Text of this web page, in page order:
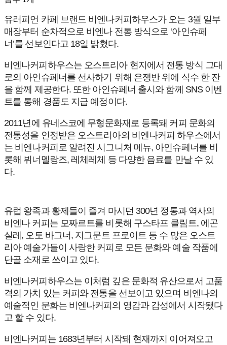
유러피언 카페 브랜드 비엔나커피하우스가 오는 3월 일부
매장부터 순차적으로 비엔나 전통 방식으로 ‘아인슈페
너’를 선보인다고 18일 밝혔다.
비엔나커피하우스는 오스트리아 현지에서 전통 방식 그대
로의 아인슈페너를 선사하기 위해 은쟁반 위에 식수 한 잔
을 함께 제공한다. 또한 아인슈페너 출시와 함께 SNS 이벤
트를 통해 경품도 지급 예정이다.
2011년에 유네스코에 무형문화재로 등록돼 커피 문화의
전통성을 인정받은 오스트리아의 비엔나커피 하우스에서
는 비엔나커피로 알려진 시그니처 메뉴, 아인슈페너를 비
롯해 뷔너멜랑즈, 레체레체 등 다양한 음료를 만날 수 있
다.
유럽 왕족과 황제들이 즐겨 마시던 300년 정통과 역사의
비엔나 커피는 모짜르트를 비롯해 구스타프 클림트, 에곤
실레, 오토 바그너, 지그문트 프로이트 등 수 많은 오스트
리아 예술가들이 사랑한 커피로 모든 문화와 예술 작품에
단골 소재로 쓰이고 있다.
비엔나커피하우스는 이처럼 깊은 문화적 유산으로서 고품
격의 가치 있는 커피와 전통을 선보이고 있으며 비엔나의
예술적인 문화는 비엔나커피의 영감과 감성에서 시작됐다
고 할 수 있다.
비엔나커피는 1683년부터 시작돼 현재까지 이어져오고